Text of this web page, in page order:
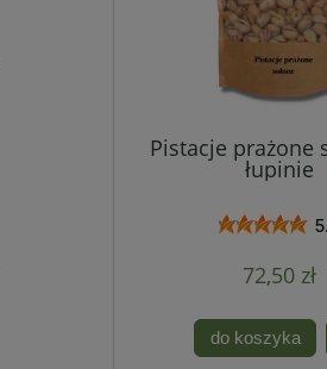
Pistacje prażone
łupinie
72,50 zł
do koszyka